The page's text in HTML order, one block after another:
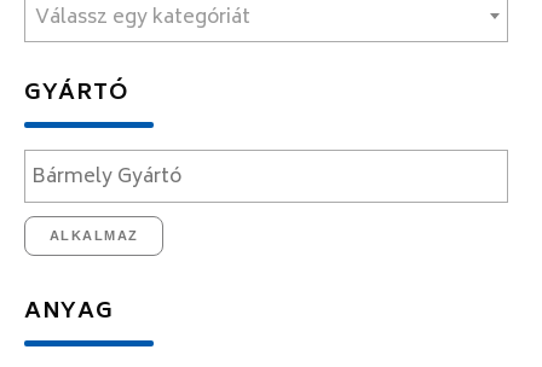
Válassz egy kategóriát
GYÁRTÓ
ALKALMAZ
ANYAG